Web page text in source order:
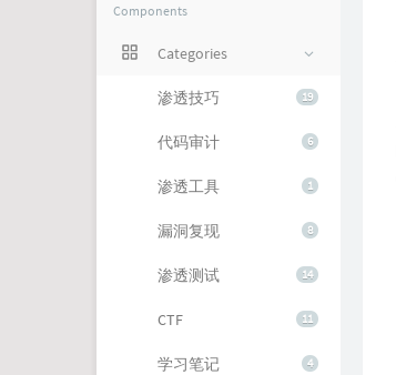
Components
Categories
19
渗透技巧
6
代码审计
1
渗透工具
8
漏洞复现
14
渗透测试
11
CTF
4
学习笔记